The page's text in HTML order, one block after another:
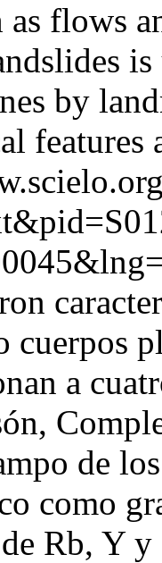
as flows
by
cuerpos
a
de
como
Rb, Y